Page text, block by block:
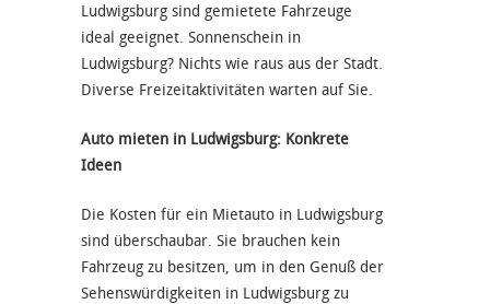
Ludwigsburg sind gemietete Fahrzeuge
ideal geeignet. Sonnenschein in
Ludwigsburg? Nichts wie raus aus der Stadt.
Diverse Freizeitaktivitäten warten auf Sie.
Auto mieten in Ludwigsburg: Konkrete
Ideen
Die Kosten für ein Mietauto in Ludwigsburg
sind überschaubar. Sie brauchen kein
Fahrzeug zu besitzen, um in den Genuß der
Sehenswürdigkeiten in Ludwigsburg zu